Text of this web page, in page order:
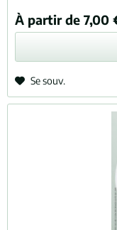
À partir de 7,00
Se souv.